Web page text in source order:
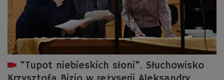
"Tupot niebieskich słoni". Słuchowisko